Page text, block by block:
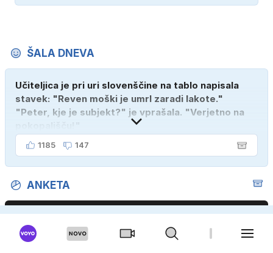
ŠALA DNEVA
Učiteljica je pri uri slovenščine na tablo napisala
stavek: "Reven moški je umrl zaradi lakote."
"Peter, kje je subjekt?" je vprašala. "Verjetno na
1185 147
ANKETA